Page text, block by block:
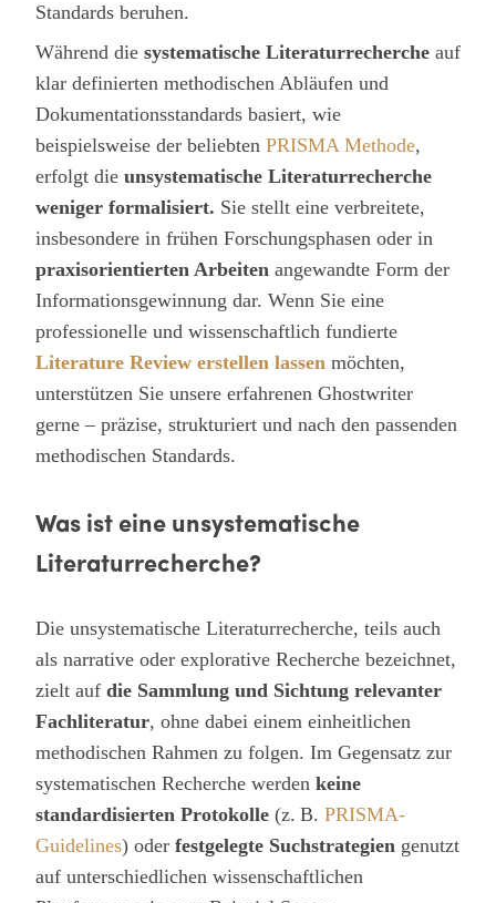
Standards beruhen.
Während die systematische Literaturrecherche auf
klar definierten methodischen Abläufen und
Dokumentationsstandards basiert, wie
beispielsweise der beliebten PRISMA Methode,
erfolgt die unsystematische Literaturrecherche
weniger formalisiert. Sie stellt eine verbreitete,
insbesondere in frühen Forschungsphasen oder in
praxisorientierten Arbeiten angewandte Form der
Informationsgewinnung dar. Wenn Sie eine
professionelle und wissenschaftlich fundierte
Literature Review erstellen lassen möchten,
unterstützen Sie unsere erfahrenen Ghostwriter
gerne – präzise, strukturiert und nach den passenden
methodischen Standards.
Was ist eine unsystematische
Literaturrecherche?
Die unsystematische Literaturrecherche, teils auch
als narrative oder explorative Recherche bezeichnet,
zielt auf die Sammlung und Sichtung relevanter
Fachliteratur, ohne dabei einem einheitlichen
methodischen Rahmen zu folgen. Im Gegensatz zur
systematischen Recherche werden keine
standardisierten Protokolle (z. B. PRISMA-
Guidelines) oder festgelegte Suchstrategien genutzt
auf unterschiedlichen wissenschaftlichen